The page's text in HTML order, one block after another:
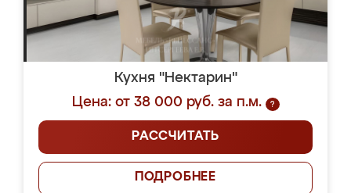
Кухня "Нектарин"
Цена: от 38 000 руб. за п.м.
?
РАССЧИТАТЬ
ПОДРОБНЕЕ